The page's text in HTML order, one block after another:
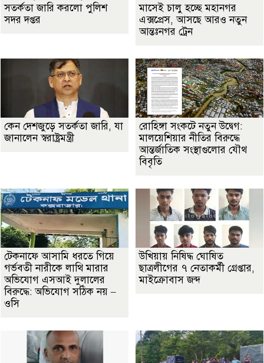
সতর্কতা জা‌রি করলো পুলিশ
সদর দপ্তর
মাসেই চালু হচ্ছে মহানগর
এক্সপ্রেস, আসছে আরও নতুন
আন্তঃনগর ট্রেন
কেন দেশজুড়ে সতর্কতা জারি, যা
জানালেন স্বরাষ্ট্রমন্ত্রী
রোহিঙ্গা সংকটে নতুন উদ্বেগ:
মালয়েশিয়ার নীতির বিরুদ্ধে
আন্তর্জাতিক সংস্থাগুলোর যৌথ
বিবৃতি
টেকনাফে আসামি ধরতে গিয়ে
গর্ভবতী নারীকে লাথি মারার
অভিযোগ এসআই দুলালের
বিরুদ্ধে: অভিযোগ সঠিক নয় –
ওসি
উখিয়ায় নিষিদ্ধ ঘোষিত
ছাত্রলীগের ৭ নেতাকর্মী গ্রেপ্তার,
মাইক্রোবাস জব্দ